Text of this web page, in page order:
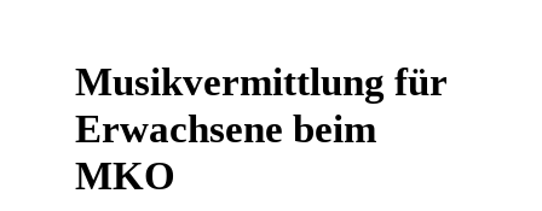
Musikvermittlung für
Erwachsene beim
MKO